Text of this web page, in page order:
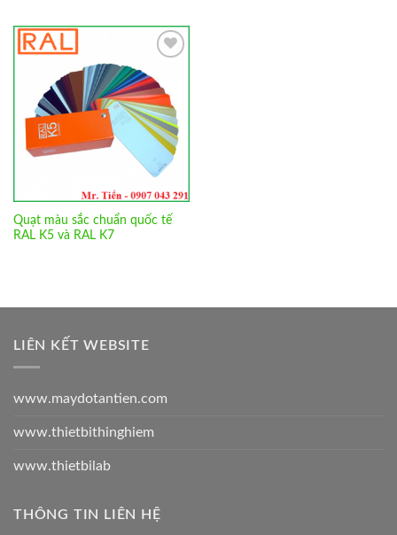
Wishlist
Quạt màu sắc chuẩn quốc tế
RAL K5 và RAL K7
LIÊN KẾT WEBSITE
www.maydotantien.com
www.thietbithinghiem
www.thietbilab
THÔNG TIN LIÊN HỆ